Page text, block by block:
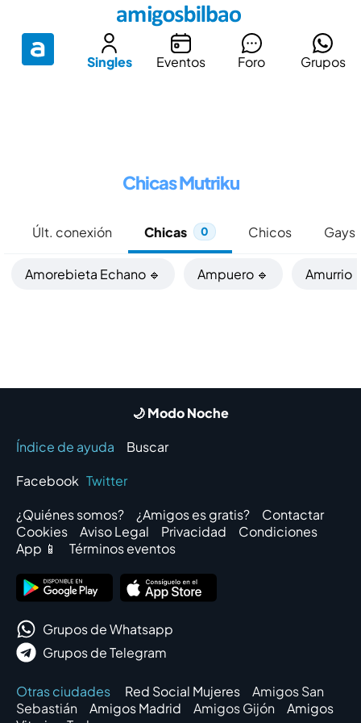
Singles Eventos Foro Grupos
Chicas Mutriku
Últ. conexión Chicas 0 Chicos Gays
Amorebieta Echano 🔹 Ampuero 🔹 Amurrio
🌙 Modo Noche
Índice de ayuda
Buscar
Facebook Twitter
¿Quiénes somos?
¿Amigos es gratis?
Contactar
Cookies
Aviso Legal Privacidad
Condiciones
App 📱
Términos eventos
Grupos de Whatsapp
Grupos de Telegram
Otras ciudades Red Social Mujeres
Amigos San
Sebastián
Amigos Madrid Amigos Gijón
Amigos